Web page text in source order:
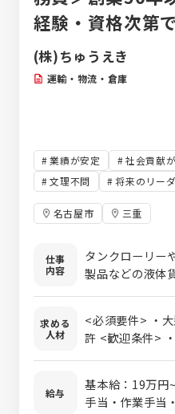
経験・資格次第
♦土日祝休みで
きます。
(株)ちゅうえき
運輸・物流・倉庫
業績が安定 社会貢献
文理不問
将来のリー
名古屋市 三重
仕事
内容
タンクローリー
製品などの液体
確認業務も担当
考え、法令や運
を進めていただ
を確実に届ける
いプロ意識と慎
求める
人材
<必須要件> ・
許 <歓迎条件> ・責任感を持って最後までし
クは一切不問で
給与
基本給：19万円~ 平均月収目安48万円(運行
手当・作業手当